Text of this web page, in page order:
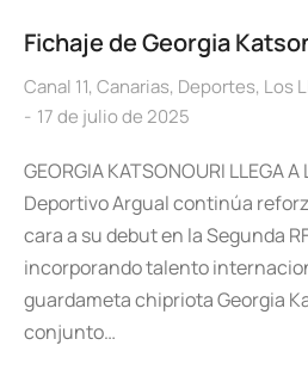
Fichaje de Georgia
Canal 11, Canarias, Deportes, Los
17 de julio de 2025
GEORGIA KATSONOURI LLEGA
Deportivo Argual continúa
cara a su debut en la Segunda
incorporando talento
guardameta chipriota Georgia
conjunto…